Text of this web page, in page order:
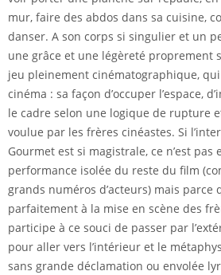
mur, faire des abdos dans sa cuisine,
danser. A son corps si singulier et un
une grâce et une légèreté proprement
jeu pleinement cinématographique,
cinéma : sa façon d’occuper l’espace,
le cadre selon une logique de rupture
voulue par les frères cinéastes. Si
Gourmet est si magistrale, ce n’est pas
performance isolée du reste du film
grands numéros d’acteurs) mais parce
parfaitement à la mise en scène des
participe à ce souci de passer par
pour aller vers l’intérieur et le
sans grande déclamation ou envolée